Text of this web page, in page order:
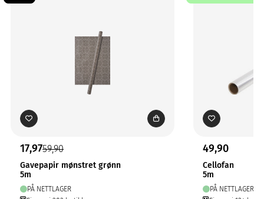
17,9759,90
Gavepapir mønstret grønn
5m
PÅ NETTLAGER
49,90
Cellofan
5m
PÅ NETTLAGER